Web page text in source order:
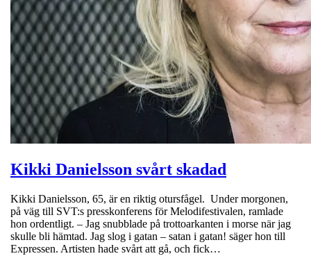
Kikki Danielsson svårt skadad
Kikki Danielsson, 65, är en riktig otursfågel. Under morgonen,
på väg till SVT:s presskonferens för Melodifestivalen, ramlade
hon ordentligt. – Jag snubblade på trottoarkanten i morse när jag
skulle bli hämtad. Jag slog i gatan – satan i gatan! säger hon till
Expressen. Artisten hade svårt att gå, och fick…